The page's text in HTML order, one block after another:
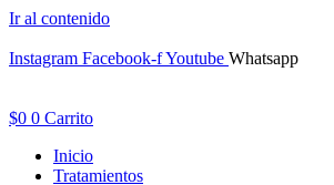
Ir al contenido
Instagram Facebook-fYoutube Whatsapp
$0 0 Carrito
Inicio
Tratamientos